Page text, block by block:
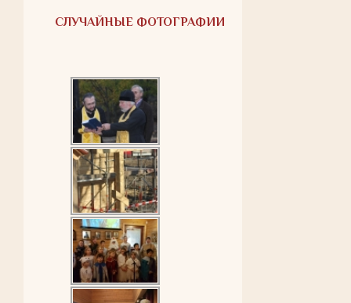
СЛУЧАЙНЫЕ ФОТОГРАФИИ